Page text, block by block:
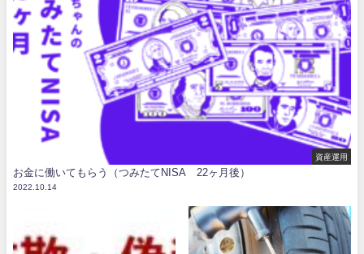
資産運用
お金に働いてもらう（つみたてNISA 22ヶ月後）
2022.10.14